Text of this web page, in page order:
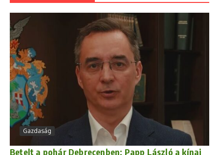
Gazdaság
Betelt a pohár Debrecenben: Papp László a kínai